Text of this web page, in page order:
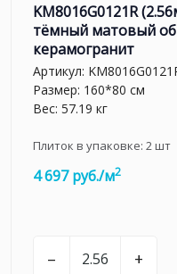
KM8016G0121R
тёмный матовый
керамогранит
Артикул:
Размер: 160*80 см
Вес: 57.19 кг
Плиток в упаковке: 2шт
4 697 руб./м2
– +